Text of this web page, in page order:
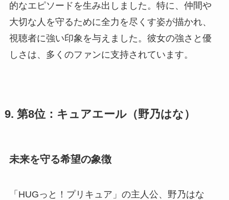
的なエピソードを生み出しました。特に、仲間や
大切な人を守るために全力を尽くす姿が描かれ、
視聴者に強い印象を与えました。彼女の強さと優
しさは、多くのファンに支持されています。
9. 第8位：キュアエール（野乃はな）
未来を守る希望の象徴
「HUGっと！プリキュア」の主人公、野乃はな